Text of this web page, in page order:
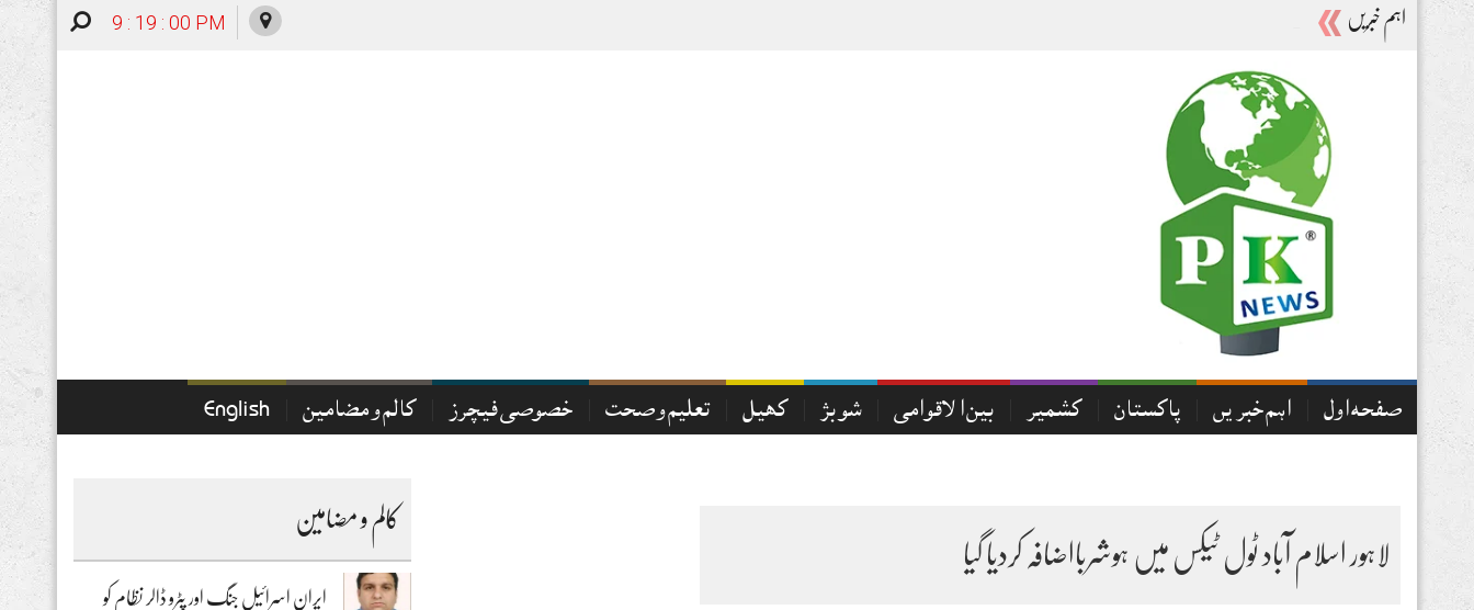
اہم خبریں 9 : 19 : 01 PM
صفحہ اول اہم خبریں پاکستان کشمیر بین الاقوامی شوبز کھیل تعلیم و صحت خصوصی فیچرز کالم و مضامین English
لاہور اسلام آباد ٹول ٹیکس میں ہوشربااضافہ کردیا گیا
کالم و مضامین
ایران اسرائیل جنگ اور پٹرو ڈالر نظام کو